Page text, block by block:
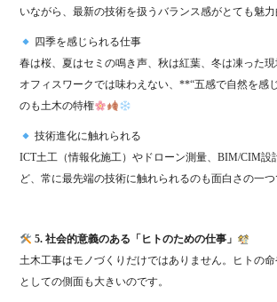
いながら、最新の技術を扱うバランス感がとても魅力
四季を感じられる仕事
春は桜、夏はセミの鳴き声、秋は紅葉、冬は凍った現
オフィスワークでは味わえない、**“五感で自然を感
のも土木の特権
技術進化に触れられる
ICT土工（情報化施工）やドローン測量、BIM/CIM設
ど、常に最先端の技術に触れられるのも面白さの一
5. 社会的意義のある「ヒトのための仕事」
土木工事はモノづくりだけではありません。ヒトの
としての側面も大きいのです。